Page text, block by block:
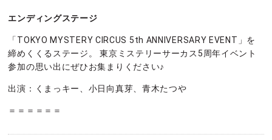
エンディングステージ
「TOKYO MYSTERY CIRCUS 5th ANNIVERSARY EVENT」を
締めくくるステージ。 東京ミステリーサーカス5周年イベント
参加の思い出にぜひお集まりください♪
出演：くまっキー、小日向真芽、青木たつや
＝＝＝＝＝＝